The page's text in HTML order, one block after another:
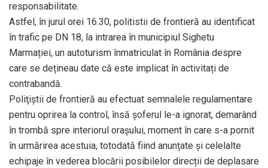
responsabilitate.
Astfel, în jurul orei 16.30, politistii de frontieră au identificat
în trafic pe DN 18, la intrarea în municipiul Sighetu
Marmației, un autoturism înmatriculat în România despre
care se dețineau date că este implicat în activitați de
contrabandă.
Poliţiştii de frontieră au efectuat semnalele regulamentare
pentru oprirea la control, însă șoferul le-a ignorat, demarând
în trombă spre interiorul orașului, moment în care s-a pornit
în urmărirea acestuia, totodată fiind anunțate și celelalte
echipaje în vederea blocării posibilelor direcții de deplasare